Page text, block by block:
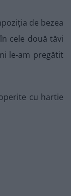
de bezea
cele două tăvi
le-am pregătit